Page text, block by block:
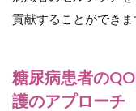
貢献することができま
糖尿病患者の
護のアプローチ